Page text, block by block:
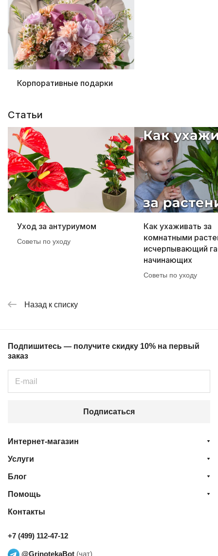
Корпоративные подарки
Статьи
Уход за антуриумом
Советы по уходу
Как ухаживать за
комнатными
исчерпывающий
начинающих
Советы по уходу
Назад к списку
Подпишитесь — получите скидку 10% на первый
заказ
Подписаться
Интернет-магазин
Услуги
Блог
Помощь
Контакты
+7 (499) 112-47-12
@GrinotekaBot (чат)